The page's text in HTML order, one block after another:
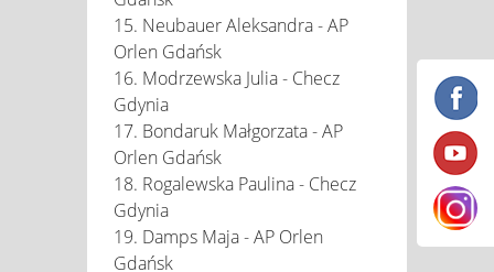
15. Neubauer Aleksandra - AP
Orlen Gdańsk
16. Modrzewska Julia - Checz
Gdynia
17. Bondaruk Małgorzata - AP
Orlen Gdańsk
18. Rogalewska Paulina - Checz
Gdynia
19. Damps Maja - AP Orlen
Gdańsk